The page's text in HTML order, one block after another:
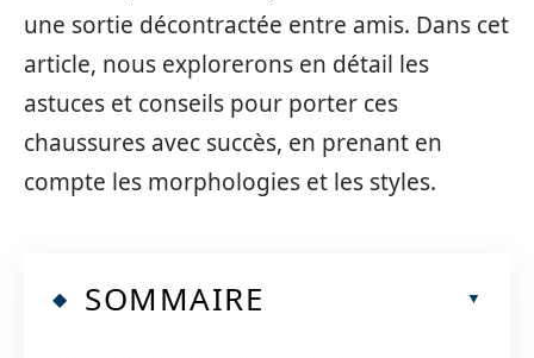
une sortie décontractée entre amis. Dans cet
article, nous explorerons en détail les
astuces et conseils pour porter ces
chaussures avec succès, en prenant en
compte les morphologies et les styles.
SOMMAIRE